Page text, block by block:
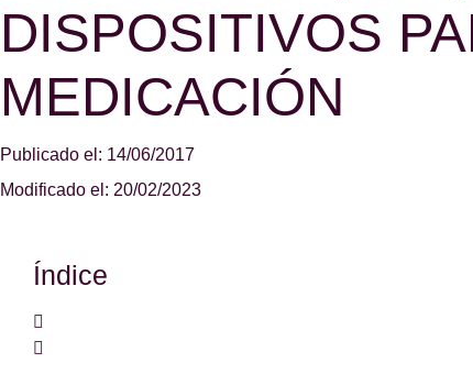
DISPOSITIVOS
MEDICACIÓN
Publicado el: 14/06/2017
Modificado el: 20/02/2023
Índice